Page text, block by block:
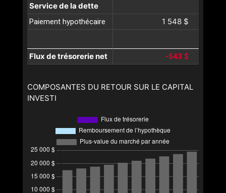
Service de la dette
Paiement hypothécaire 1 548 $
Flux de trésorerie net -543 $
COMPOSANTES DU RETOUR SUR LE CAPITAL
INVESTI